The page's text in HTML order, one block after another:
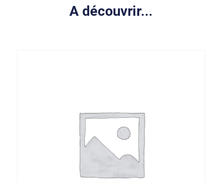
A découvrir...